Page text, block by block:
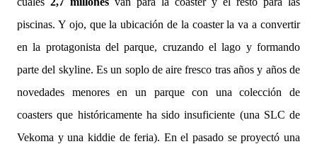
piscinas. Y ojo, que la ubicación de la coaster la va a convertir
en la protagonista del parque, cruzando el lago y formando
parte del skyline. Es un soplo de aire fresco tras años y años de
novedades menores en un parque con una colección de
coasters que históricamente ha sido insuficiente (una SLC de
Vekoma y una kiddie de feria). En el pasado se proyectó una